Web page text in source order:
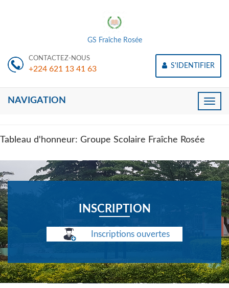
GS Fraîche Rosée
CONTACTEZ-NOUS
+224 621 13 41 63 S'IDENTIFIER
Toggle
NAVIGATION
Tableau d'honneur: Groupe Scolaire Fraîche Rosée
INSCRIPTION
Inscriptions ouvertes